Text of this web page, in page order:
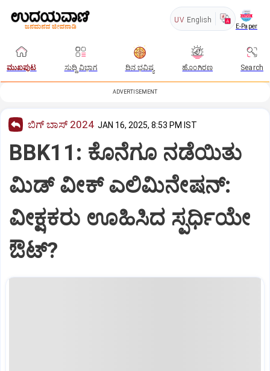
UV English
E-Paper
ಮುಖಪುಟ ಸುದ್ದಿ ವಿಭಾಗ ದಿನ ಭವಿಷ್ಯ ಹೊಂಗಿರಣ Search
ADVERTISEMENT
ಬಿಗ್‌ ಬಾಸ್‌ 2024 JAN 16, 2025, 8:53 PM IST
BBK11: ಕೊನೆಗೂ ನಡೆಯಿತು
ಮಿಡ್ ವೀಕ್ ಎಲಿಮಿನೇಷನ್:
ವೀಕ್ಷಕರು ಊಹಿಸಿದ ಸ್ಪರ್ಧಿಯೇ
ಔಟ್?